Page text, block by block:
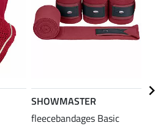
SHOWMASTER
fleecebandages Basic